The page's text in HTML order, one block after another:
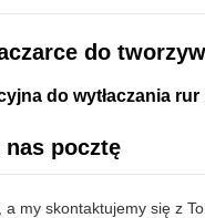
do
do wytłaczania rur
pocztę
a my skontaktujemy się z